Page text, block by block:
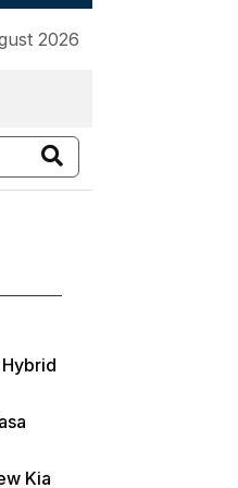
2026
Kia